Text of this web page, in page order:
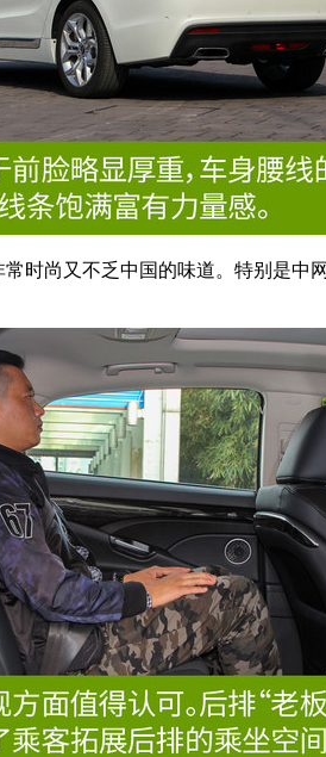
时尚又不乏中国的味道。特别是中